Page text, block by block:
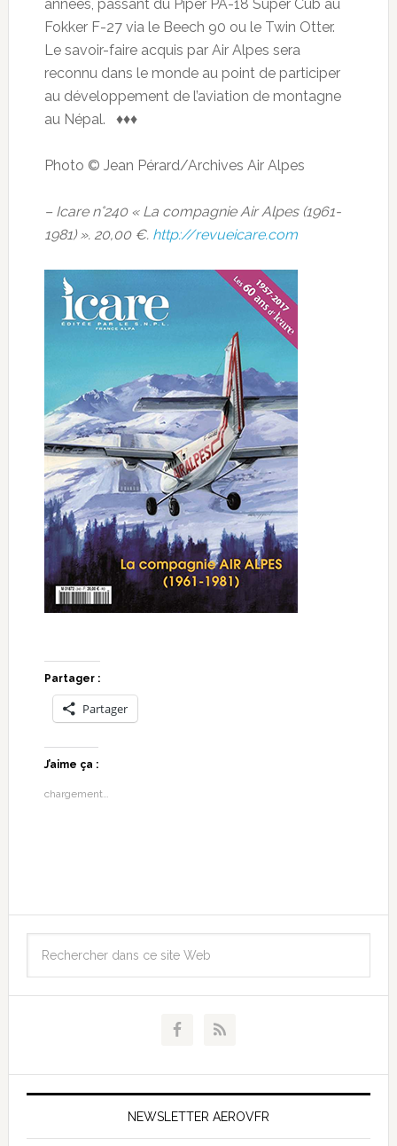
années, passant du Piper PA-18 Super Cub au
Fokker F-27 via le Beech 90 ou le Twin Otter.
Le savoir-faire acquis par Air Alpes sera
reconnu dans le monde au point de participer
au développement de l’aviation de montagne
au Népal. ♦♦♦
Photo © Jean Pérard/Archives Air Alpes
– Icare n°240 « La compagnie Air Alpes (1961-
1981) ». 20,00 €. http://revueicare.com
Partager :
Partager
J’aime ça :
chargement…
NEWSLETTER AEROVFR